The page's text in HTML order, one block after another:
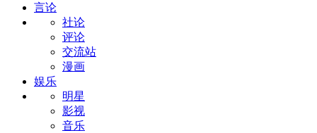
言论
社论
评论
交流站
漫画
娱乐
明星
影视
音乐